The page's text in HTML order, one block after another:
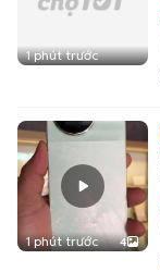
1 phút trước
1 phút trước 4